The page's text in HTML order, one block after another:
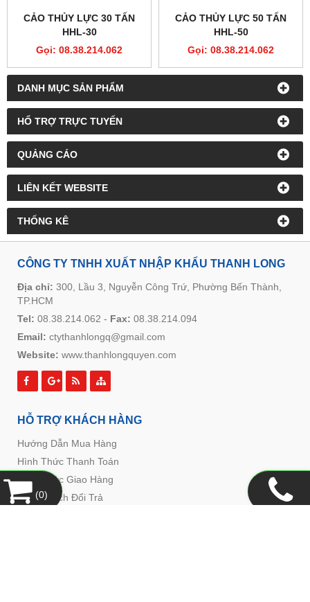
DANH MỤC SẢN PHẨM
HỔ TRỢ TRỰC TUYẾN
QUẢNG CÁO
LIÊN KẾT WEBSITE
THỐNG KÊ
CẢO THỦY LỰC 30 TẤN
HHL-30
Gọi: 08.38.214.062
CẢO THỦY LỰC 50 TẤN
HHL-50
Gọi: 08.38.214.062
CÔNG TY TNHH XUẤT NHẬP KHẨU THANH LONG
Địa chỉ: 300, Lầu 3, Nguyễn Công Trứ, Phường Bến Thành,
TP.HCM
Tel: 08.38.214.062 - Fax: 08.38.214.094
Email: ctythanhlongq@gmail.com
Website: www.thanhlongquyen.com
HỖ TRỢ KHÁCH HÀNG
Hướng Dẫn Mua Hàng
Hình Thức Thanh Toán
Hình Thức Giao Hàng
Chính Sách Đổi Trả
(0)